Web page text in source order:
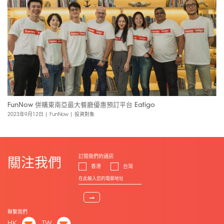
FunNow 併購東南亞最大餐廳優惠預訂平台 Eatigo
2023年9月12日 FunNow 投資對象
關注我們
訂閱我們的通訊
香港
台灣
⇀
聯繫我們